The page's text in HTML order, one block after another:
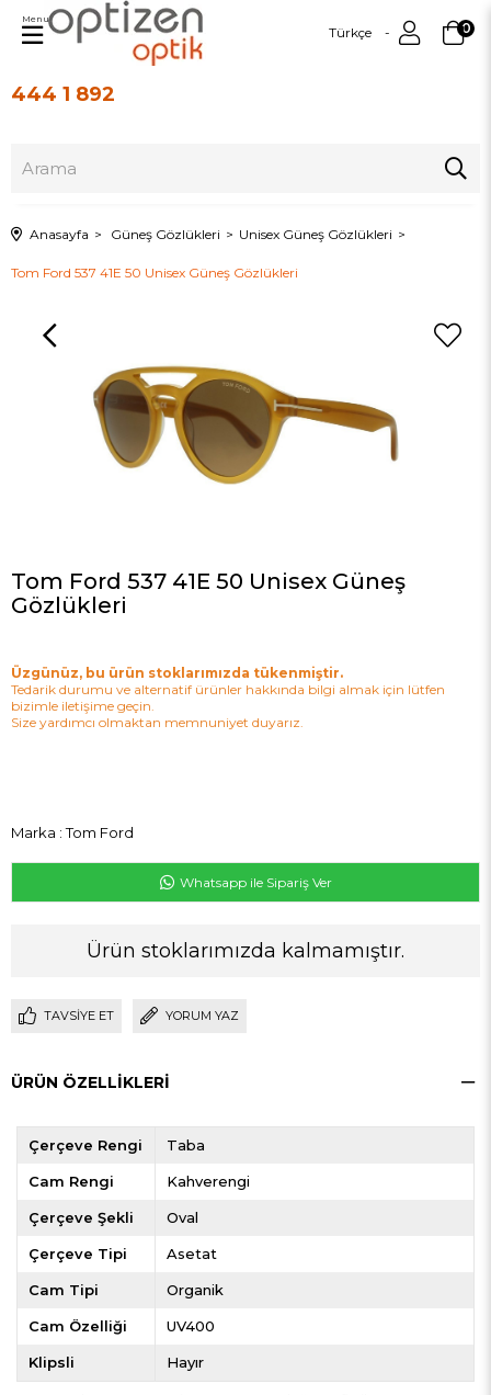
444 1 892
Türkçe 0
Menu
Anasayfa Güneş Gözlükleri Unisex Güneş Gözlükleri
Tom Ford 537 41E 50 Unisex Güneş Gözlükleri
Tom Ford 537 41E 50 Unisex Güneş
Gözlükleri
Üzgünüz, bu ürün stoklarımızda tükenmiştir.
Tedarik durumu ve alternatif ürünler hakkında bilgi almak için lütfen
bizimle iletişime geçin.
Size yardımcı olmaktan memnuniyet duyarız.
Marka : Tom Ford
Whatsapp ile Sipariş Ver
Ürün stoklarımızda kalmamıştır.
TAVSIYE ET YORUM YAZ
ÜRÜN ÖZELLIKLERI
Çerçeve Rengi Taba
Cam Rengi Kahverengi
Çerçeve Şekli Oval
Çerçeve Tipi Asetat
Cam Tipi Organik
Cam Özelliği UV400
Klipsli Hayır